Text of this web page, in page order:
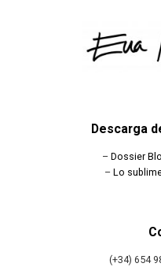
Descarga
– Dossier
– Lo
(+34) 654